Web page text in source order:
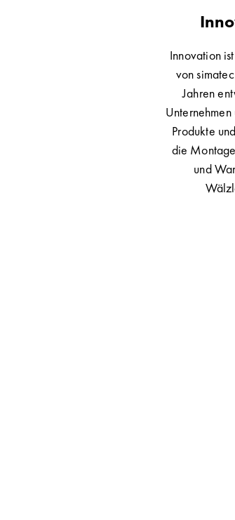
Innovation
von
Jahren
Produkte
die
und